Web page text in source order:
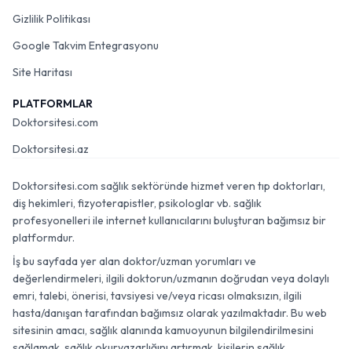
Gizlilik Politikası
Google Takvim Entegrasyonu
Site Haritası
PLATFORMLAR
Doktorsitesi.com
Doktorsitesi.az
Doktorsitesi.com sağlık sektöründe hizmet veren tıp doktorları,
diş hekimleri, fizyoterapistler, psikologlar vb. sağlık
profesyonelleri ile internet kullanıcılarını buluşturan bağımsız bir
platformdur.
İş bu sayfada yer alan doktor/uzman yorumları ve
değerlendirmeleri, ilgili doktorun/uzmanın doğrudan veya dolaylı
emri, talebi, önerisi, tavsiyesi ve/veya ricası olmaksızın, ilgili
hasta/danışan tarafından bağımsız olarak yazılmaktadır. Bu web
sitesinin amacı, sağlık alanında kamuoyunun bilgilendirilmesini